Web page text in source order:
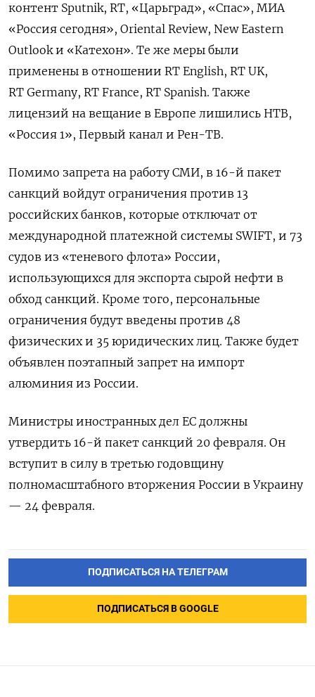
контент Sputnik, RT, «Царьград», «Спас», МИА
«Россия сегодня», Oriental Review, New Eastern
Outlook и «Катехон». Те же меры были
применены в отношении RT English, RT UK,
RT Germany, RT France, RT Spanish. Также
лицензий на вещание в Европе лишились НТВ,
«Россия 1», Первый канал и Рен-ТВ.
Помимо запрета на работу СМИ, в 16-й пакет
санкций войдут ограничения против 13
российских банков, которые отключат от
международной платежной системы SWIFT, и 73
судов из «теневого флота» России,
использующихся для экспорта сырой нефти в
обход санкций. Кроме того, персональные
ограничения будут введены против 48
физических и 35 юридических лиц. Также будет
объявлен поэтапный запрет на импорт
алюминия из России.
Министры иностранных дел ЕС должны
утвердить 16-й пакет санкций 20 февраля. Он
вступит в силу в третью годовщину
полномасштабного вторжения России в Украину
— 24 февраля.
ПОДПИСАТЬСЯ НА ТЕЛЕГРАМ
ПОДПИСАТЬСЯ В GOOGLE